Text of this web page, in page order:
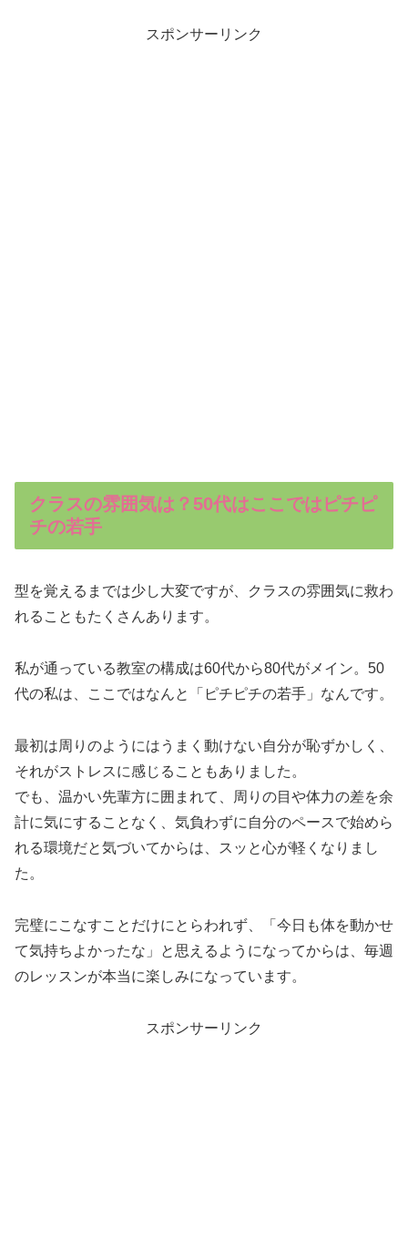
スポンサーリンク
クラスの雰囲気は？50代はここではピチピ
チの若手
型を覚えるまでは少し大変ですが、クラスの雰囲気に救わ
れることもたくさんあります。
私が通っている教室の構成は60代から80代がメイン。50
代の私は、ここではなんと「ピチピチの若手」なんです。
最初は周りのようにはうまく動けない自分が恥ずかしく、
それがストレスに感じることもありました。
でも、温かい先輩方に囲まれて、周りの目や体力の差を余
計に気にすることなく、気負わずに自分のペースで始めら
れる環境だと気づいてからは、スッと心が軽くなりまし
た。
完璧にこなすことだけにとらわれず、「今日も体を動かせ
て気持ちよかったな」と思えるようになってからは、毎週
のレッスンが本当に楽しみになっています。
スポンサーリンク